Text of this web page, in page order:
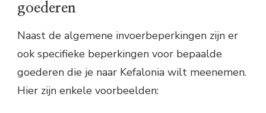
goederen
Naast de algemene invoerbeperkingen zijn er
ook specifieke beperkingen voor bepaalde
goederen die je naar Kefalonia wilt meenemen.
Hier zijn enkele voorbeelden: